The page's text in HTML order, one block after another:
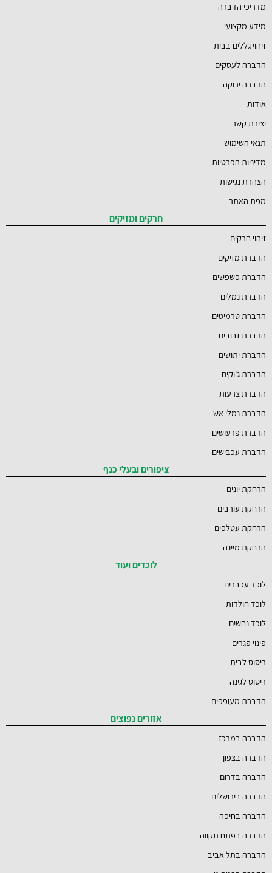
מדריכי הדברה
מידע מקצועי
זיהוי גללים בבית
הדברה לעסקים
הדברה ירוקה
אודות
יצירת קשר
תנאי השימוש
מדיניות הפרטיות
הצהרת נגישות
מפת האתר
חרקים ומזיקים
זיהוי חרקים
הדברת מזיקים
הדברת פשפשים
הדברת נמלים
הדברת טרמיטים
הדברת זבובים
הדברת יתושים
הדברת ג'וקים
הדברת צרעות
הדברת נמלי אש
הדברת פרעושים
הדברת עכבישים
ציפורים ובעלי כנף
הרחקת יונים
הרחקת עורבים
הרחקת עטלפים
הרחקת מיינה
לוכדים ועוד
לוכד עכברים
לוכד חולדות
לוכד נחשים
פינוי פגרים
ריסוס לבית
ריסוס לגינה
הדברת מעופפים
אזורים נפוצים
הדברה במרכז
הדברה בצפון
הדברה בדרום
הדברה בירושלים
הדברה בחיפה
הדברה בפתח תקווה
הדברה בתל אביב